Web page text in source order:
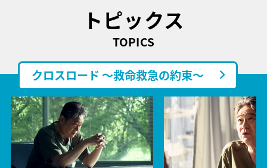
トピックス
TOPICS
クロスロード ～救命救急の約束～